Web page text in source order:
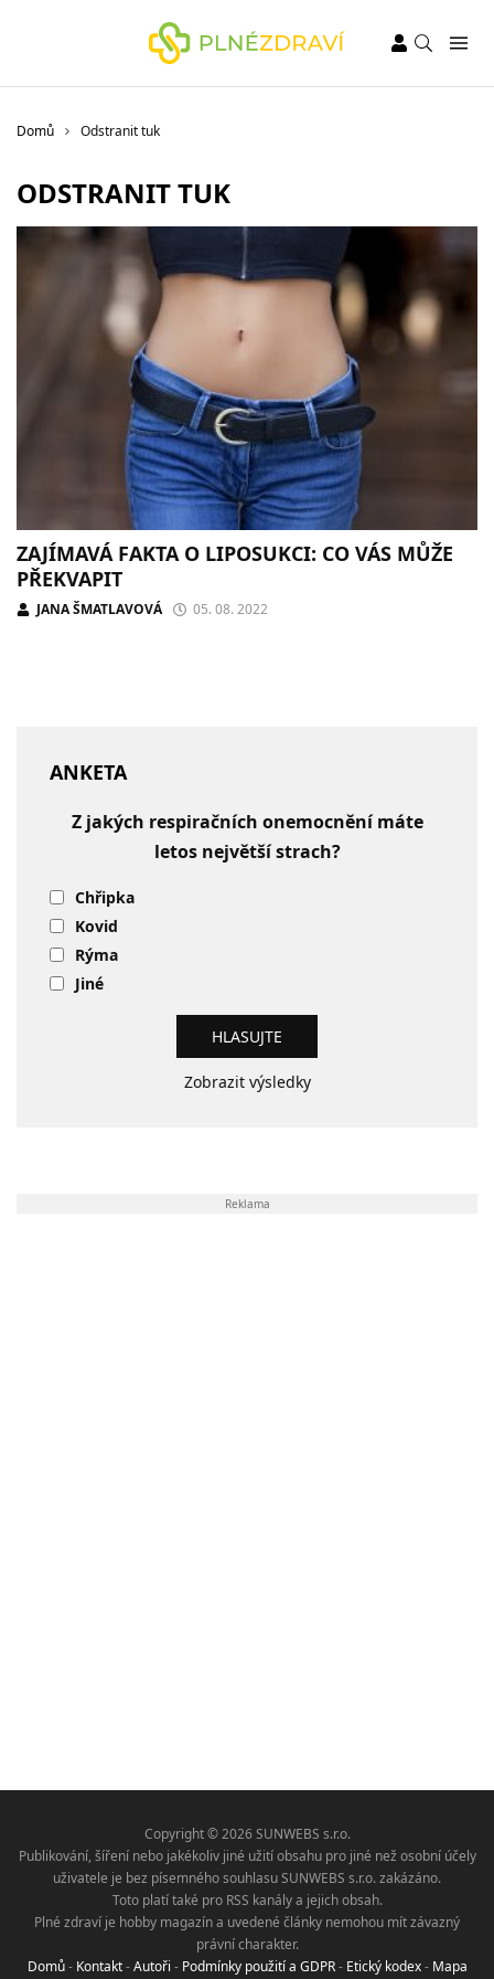
Domů Odstranit tuk
ODSTRANIT TUK
ZAJÍMAVÁ FAKTA O LIPOSUKCI: CO VÁS MŮŽE
PŘEKVAPIT
JANA ŠMATLAVOVÁ 05. 08. 2022
ANKETA
Z jakých respiračních onemocnění máte
letos největší strach?
Chřipka
Kovid
Rýma
Jiné
Zobrazit výsledky
Reklama
Copyright © 2026 SUNWEBS s.r.o.
Publikování, šíření nebo jakékoliv jiné užití obsahu pro jiné než osobní účely
uživatele je bez písemného souhlasu SUNWEBS s.r.o. zakázáno.
Toto platí také pro RSS kanály a jejich obsah.
Plné zdraví je hobby magazín a uvedené články nemohou mít závazný
právní charakter.
Domů- Kontakt-Autoři - Podmínky použití a GDPR- Etický kodex- Mapa